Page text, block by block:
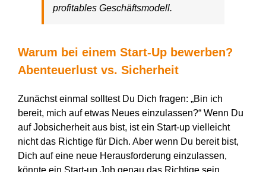
profitables Geschäftsmodell.
Warum bei einem Start-Up bewerben?
Abenteuerlust vs. Sicherheit
Zunächst einmal solltest Du Dich fragen: „Bin ich
bereit, mich auf etwas Neues einzulassen?“ Wenn Du
auf Jobsicherheit aus bist, ist ein Start-up vielleicht
nicht das Richtige für Dich. Aber wenn Du bereit bist,
Dich auf eine neue Herausforderung einzulassen,